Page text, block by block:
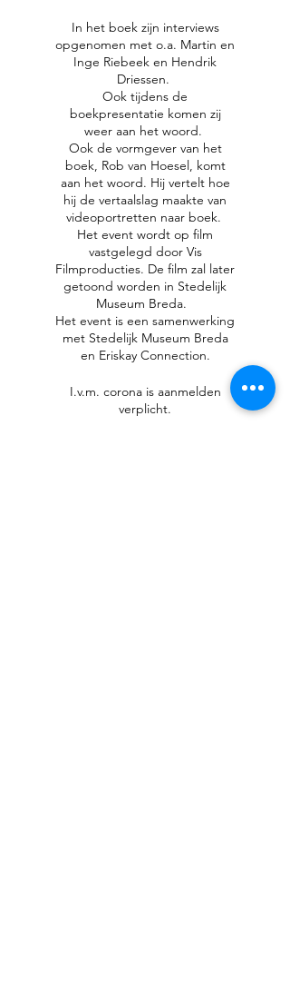
In het boek zijn interviews
opgenomen met o.a. Martin en
Inge Riebeek en Hendrik
Driessen.
Ook tijdens de
boekpresentatie komen zij
weer aan het woord.
Ook de vormgever van het
boek, Rob van Hoesel, komt
aan het woord. Hij vertelt hoe
hij de vertaalslag maakte van
videoportretten naar boek.
Het event wordt op film
vastgelegd door Vis
Filmproducties. De film zal later
getoond worden in Stedelijk
Museum Breda.
Het event is een samenwerking
met Stedelijk Museum Breda
en Eriskay Connection.
I.v.m. corona is aanmelden
verplicht.